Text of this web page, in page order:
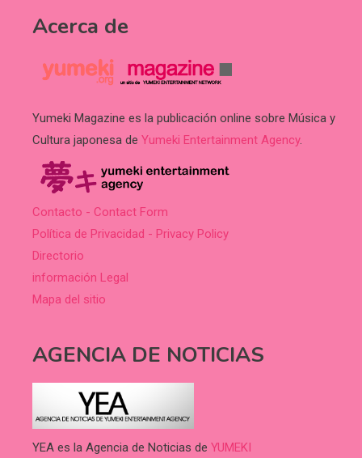
Acerca de
Yumeki Magazine es la publicación online sobre Música y
Cultura japonesa de Yumeki Entertainment Agency.
Contacto - Contact Form
Política de Privacidad - Privacy Policy
Directorio
información Legal
Mapa del sitio
AGENCIA DE NOTICIAS
YEA es la Agencia de Noticias de YUMEKI